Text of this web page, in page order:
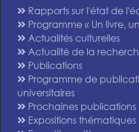
Rapports sur l'état de
Programme « Un livre,
Actualités culturelles
Actualité de la
Publications
Programme de
universitaires
Prochaines publications
Expositions thématiques